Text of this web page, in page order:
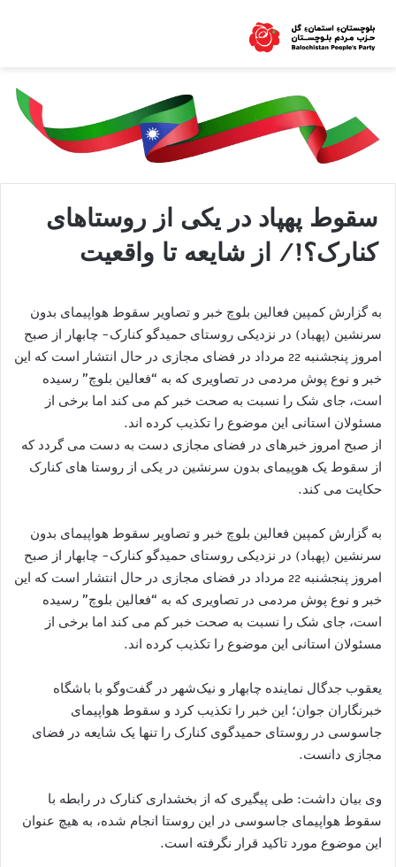
سقوط پهپاد در یکی از روستاهای
کنارک؟!/ از شایعه تا واقعیت
به گزارش کمپین فعالین بلوچ خبر و تصاویر سقوط هواپیمای بدون
سرنشین (پهباد) در نزدیکی روستای حمیدگو کنارک- چابهار از صبح
امروز پنجشنبه 22 مرداد در فضای مجازی در حال انتشار است که این
خبر و نوع پوش مردمی در تصاویری که به “فعالین بلوچ” رسیده
است، جای شک را نسبت به صحت خبر کم می کند اما برخی از
مسئولان استانی این موضوع را تکذیب کرده اند.
از صبح امروز خبرهای در فضای مجازی دست به دست می گردد که
از سقوط یک هوپیمای بدون سرنشین در یکی از روستا های کنارک
حکایت می کند.
به گزارش کمپین فعالین بلوچ خبر و تصاویر سقوط هواپیمای بدون
سرنشین (پهباد) در نزدیکی روستای حمیدگو کنارک- چابهار از صبح
امروز پنجشنبه 22 مرداد در فضای مجازی در حال انتشار است که این
خبر و نوع پوش مردمی در تصاویری که به “فعالین بلوچ” رسیده
است، جای شک را نسبت به صحت خبر کم می کند اما برخی از
مسئولان استانی این موضوع را تکذیب کرده اند.
یعقوب جدگال نماینده چابهار و نیک‌شهر در گفت‌وگو با باشگاه
خبرنگاران جوان؛ این خبر را تکذیب کرد و سقوط هواپیمای
جاسوسی در روستای حمیدگوی کنارک را تنها یک شایعه در فضای
مجازی دانست.
وی بیان داشت: طی پیگیری‌ که از بخشداری کنارک در رابطه با
سقوط هواپیمای جاسوسی در این روستا انجام شده، به هیچ عنوان
این موضوع مورد تاکید قرار نگرفته است.